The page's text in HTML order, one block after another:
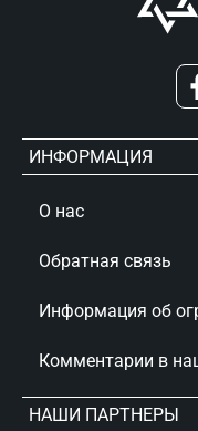
ИНФОРМАЦИЯ
О нас
Обратная связь
Информация об
Комментарии в
НАШИ ПАРТНЕРЫ